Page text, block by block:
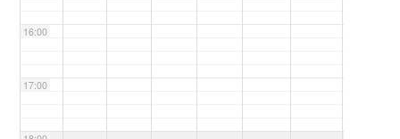
16:00
17:00